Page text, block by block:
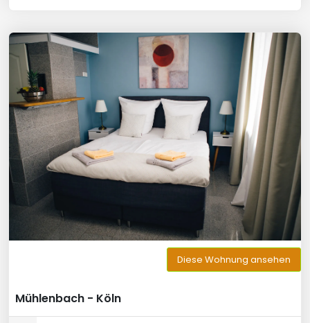
Diese Wohnung ansehen
Mühlenbach - Köln